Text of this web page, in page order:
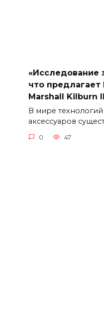
«Исследование
что
Marshall Kilburn
В мире
аксессуаров
0 47